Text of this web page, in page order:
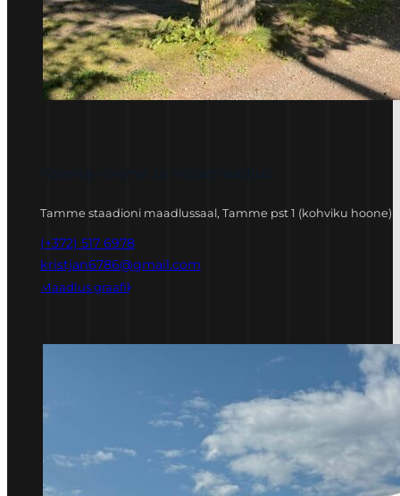
Tamme staadioni maadlussaal, Tamme pst 1 (kohviku hoone)
(+372) 517 6978
kristjan6786@gmail.com
Maadlus graafik